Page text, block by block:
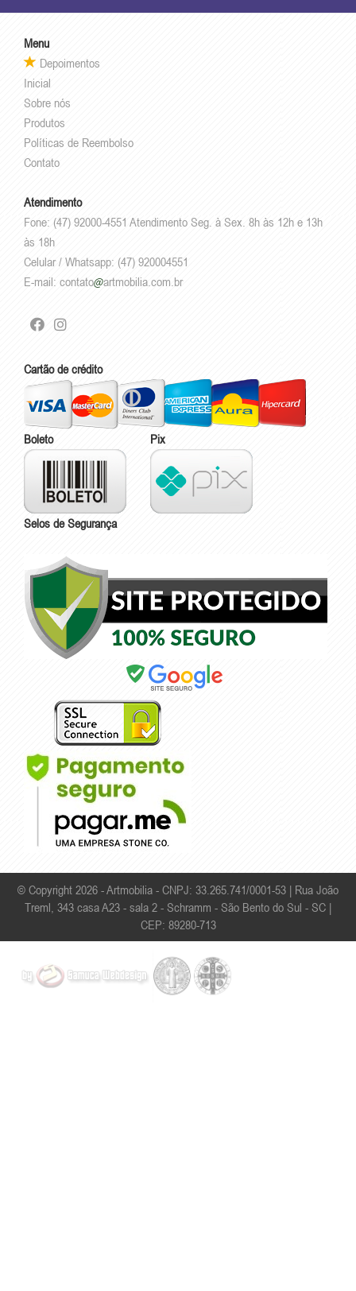
Menu
Depoimentos
Inicial
Sobre nós
Produtos
Políticas de Reembolso
Contato
Atendimento
Fone: (47) 92000-4551 Atendimento Seg. à Sex. 8h às 12h e 13h
às 18h
Celular / Whatsapp: (47) 920004551
E-mail: contato artmobilia.com.br
Cartão de crédito
Boleto Pix
Selos de Segurança
© Copyright 2026 - Artmobilia - CNPJ: 33.265.741/0001-53 | Rua João
Treml, 343 casa A23 - sala 2 - Schramm - São Bento do Sul - SC |
CEP: 89280-713